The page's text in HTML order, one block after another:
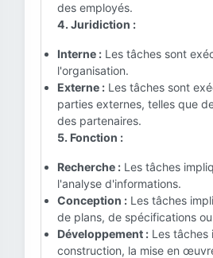
des employés.
4. Juridiction :
Interne : Les tâches sont
l'organisation.
Externe : Les tâches sont
parties externes, telles que
des partenaires.
5. Fonction :
Recherche : Les tâches
l'analyse d'informations.
Conception : Les tâches
de plans, de spécifications
Développement : Les tâches
construction, la mise en